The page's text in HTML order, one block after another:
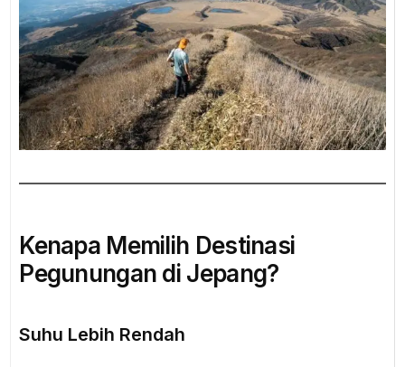
Kenapa Memilih Destinasi
Pegunungan di Jepang?
Suhu Lebih Rendah